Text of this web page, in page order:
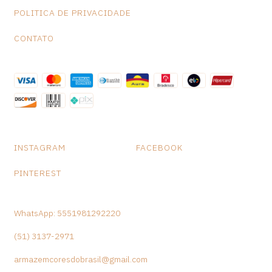
POLITICA DE PRIVACIDADE
CONTATO
INSTAGRAM FACEBOOK
PINTEREST
WhatsApp: 5551981292220
(51) 3137-2971
armazemcoresdobrasil@gmail.com